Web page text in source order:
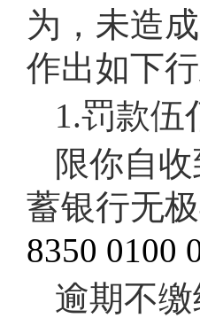
为，未造
作出如下
1.罚款伍
限你自
蓄银行无
8350 0100
逾期不